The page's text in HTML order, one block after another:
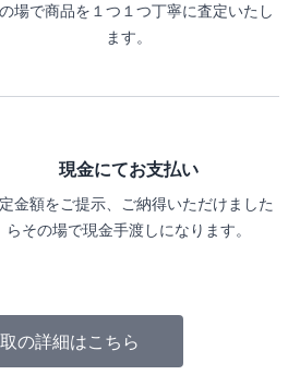
場で商品を１つ１つ丁寧に査定いたし
ます。
現金にてお支払い
金額をご提示、ご納得いただけました
らその場で現金手渡しになります。
の詳細はこちら